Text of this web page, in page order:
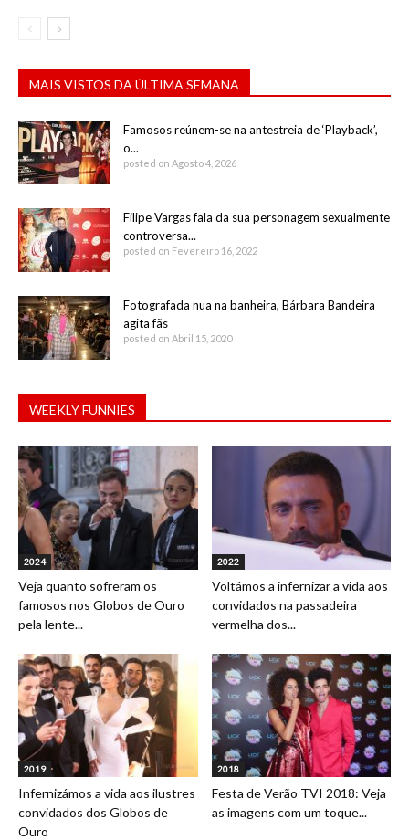
MAIS VISTOS DA ÚLTIMA SEMANA
Famosos reúnem-se na antestreia de ‘Playback’,
o...
posted on Agosto 4, 2026
Filipe Vargas fala da sua personagem sexualmente
controversa...
posted on Fevereiro 16, 2022
Fotografada nua na banheira, Bárbara Bandeira
agita fãs
posted on Abril 15, 2020
WEEKLY FUNNIES
2024
Veja quanto sofreram os
famosos nos Globos de Ouro
pela lente...
2022
Voltámos a infernizar a vida aos
convidados na passadeira
vermelha dos...
2019
Infernizámos a vida aos ilustres
convidados dos Globos de
Ouro
2018
Festa de Verão TVI 2018: Veja
as imagens com um toque...